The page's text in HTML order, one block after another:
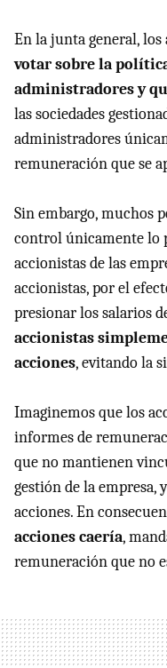
En la junta general,
votar sobre la
administradores y
las sociedades
administradores
remuneración que se
Sin embargo, muchos
control únicamente lo
accionistas de las
accionistas, por el
presionar los salarios
accionistas
acciones, evitando la
Imaginemos que los
informes de
que no mantienen
gestión de la empresa,
acciones. En
acciones caería,
remuneración que no